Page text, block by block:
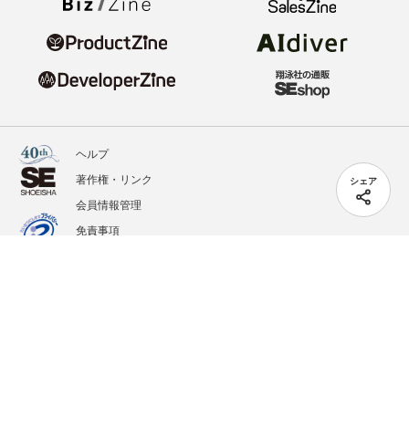
シェア
ヘルプ
著作権・リンク
会員情報管理
免責事項